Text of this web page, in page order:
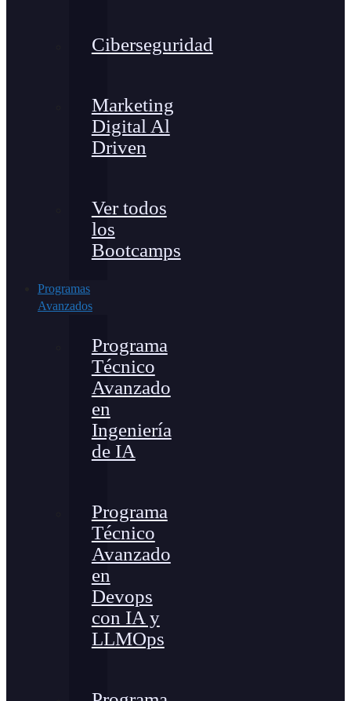
Ciberseguridad
Marketing
Digital Al
Driven
Ver todos
los
Bootcamps
Programas
Avanzados
Programa
Técnico
Avanzado
en
Ingeniería
de IA
Programa
Técnico
Avanzado
en
Devops
con IA y
LLMOps